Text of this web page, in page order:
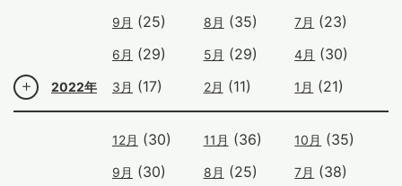
2022年
9月 (25) 8月 (35) 7月 (23)
6月 (29) 5月 (29) 4月 (30)
3月 (17) 2月 (11) 1月 (21)
12月 (30) 11月 (36) 10月 (35)
9月 (30) 8月 (25) 7月 (38)